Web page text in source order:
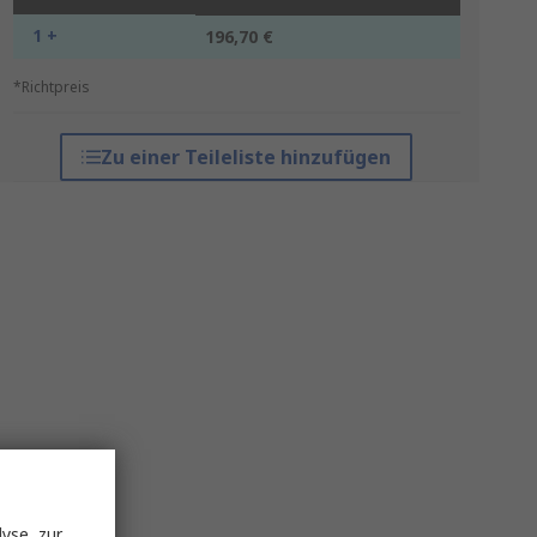
1 + 196,70 €
*Richtpreis
Zu einer Teileliste hinzufügen